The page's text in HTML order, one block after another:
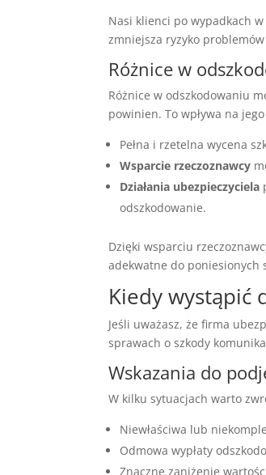
Nasi klienci po wypadkach
zmniejsza ryzyko
Różnice w
Różnice w odszkodowaniu
powinien. To wpływa na
Pełna i rzetelna wycena
Wsparcie rzeczoznawcy
Działania ubezpieczyciela
odszkodowanie.
Dzięki wsparciu
adekwatne do poniesionych
Kiedy wystąpić
Jeśli uważasz, że firma
sprawach o szkody
Wskazania do
W kilku sytuacjach warto
Niewłaściwa lub
Odmowa wypłaty
Znaczne zaniżenie